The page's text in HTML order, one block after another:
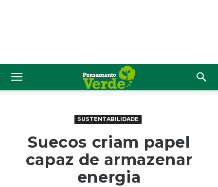
SUSTENTABILIDADE
Suecos criam papel
capaz de armazenar
energia